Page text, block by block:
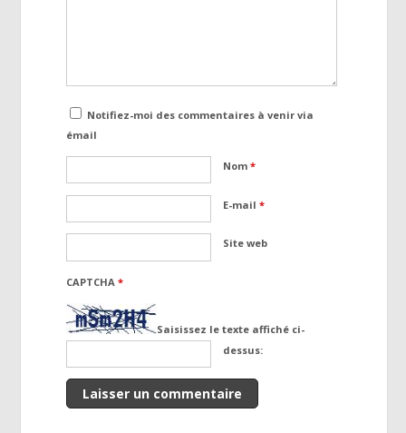
Notifiez-moi des commentaires à venir via
émail
Nom*
E-mail*
Site web
CAPTCHA*
Saisissez le texte affiché ci-
dessus: